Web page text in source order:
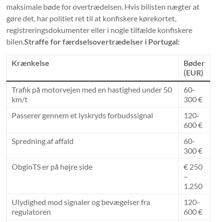
maksimale bøde for overtrædelsen. Hvis bilisten nægter at
gøre det, har politiet ret til at konfiskere kørekortet,
registreringsdokumenter eller i nogle tilfælde konfiskere
bilen.Straffe for færdselsovertrædelser i Portugal:
Krænkelse
Bøder
(EUR)
Trafik på motorvejen med en hastighed under 50
km/t
60-
300 €
Passerer gennem et lyskryds forbudssignal
120-
600 €
Spredning af affald
60-
300 €
ObginTS er på højre side
€ 250
–
1.250
Ulydighed mod signaler og bevægelser fra
regulatoren
120-
600 €